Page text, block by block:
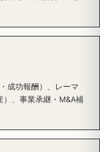
成功報酬）、レーマ
）、事業承継・M&A補